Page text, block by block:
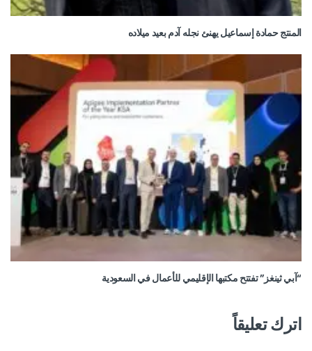
المنتج حمادة إسماعيل يهنئ نجله آدم بعيد ميلاده
“آبي ثينغز” تفتتح مكتبها الإقليمي للأعمال في السعودية
اترك تعليقاً